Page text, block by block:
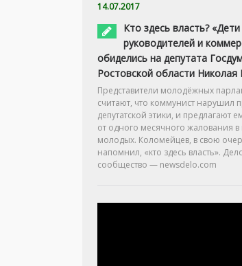
14.07.2017
Кто здесь власть? «Дети
руководителей и
обиделись на депутата
Ростовской области
Представители молодёжных
считают, что коммунист нарушил
депутатской этики, и предлагают
от одного месячного жалования в
молодых. Коломейцев, в свою
напомнил, «кто здесь власть».
сообщество — newsdelo.com